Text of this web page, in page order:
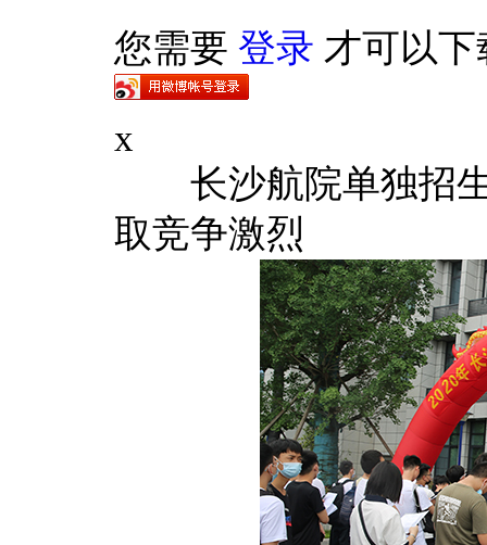
您需要 登录 才可以
x
长沙航院单独招生
取竞争激烈